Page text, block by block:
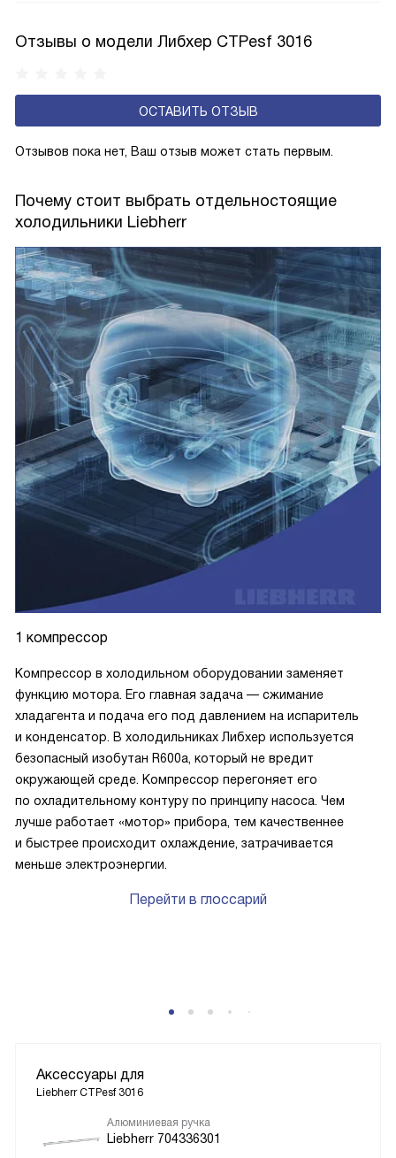
с панелью, выполняющей функцию «сухой стенки». Такие
эксплуатацию и чаще всего оснащены нулевой зоной
свежести BioFresh 0°C. Они встречаются в сериях Plus,
Отзывы о модели Либхер CTPesf 3016
ОСТАВИТЬ ОТЗЫВ
Отзывов пока нет, Ваш отзыв может стать первым.
Почему стоит выбрать отдельностоящие
холодильники Liebherr
1 компрессор
Компрессор в холодильном оборудовании заменяет
функцию мотора. Его главная задача — сжимание
хладагента и подача его под давлением на испаритель
и конденсатор. В холодильниках Либхер используется
безопасный изобутан R600a, который не вредит
окружающей среде. Компрессор перегоняет его
по охладительному контуру по принципу насоса. Чем
лучше работает «мотор» прибора, тем качественнее
и быстрее происходит охлаждение, затрачивается
меньше электроэнергии.
Перейти в глоссарий
Аксессуары для
Liebherr CTPesf 3016
Алюминиевая ручка
Liebherr 704336301